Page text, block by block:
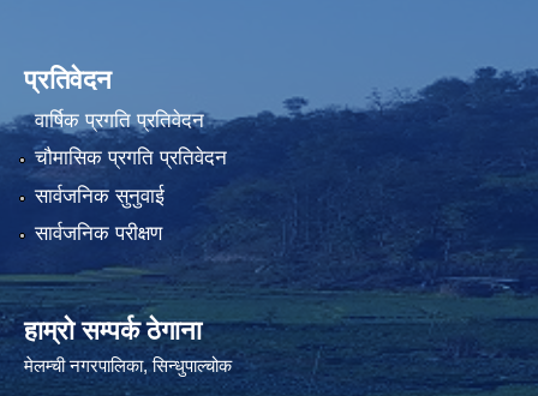
प्रतिवेदन
वार्षिक प्रगति प्रतिवेदन
चौमासिक प्रगति प्रतिवेदन
सार्वजनिक सुनुवाई
सार्वजनिक परीक्षण
हाम्रो सम्पर्क ठेगाना
मेलम्ची नगरपालिका‍, सिन्धुपाल्चोक